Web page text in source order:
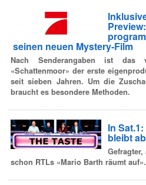
seinen neuen Mystery-Film
Nach Senderangaben ist das
«Schattenmoor» der erste
seit sieben Jahren. Um die
braucht es besondere Methoden.
In
bleibt
schon RTLs «Mario Barth räumt auf».